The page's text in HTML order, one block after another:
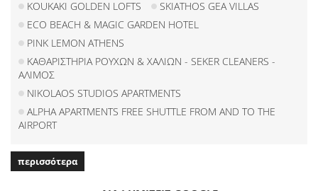
KOUKAKI GOLDEN LOFTS
SKIATHOS GEA VILLAS
ECO BEACH & MAGIC GARDEN HOTEL
PINK LEMON ATHENS
ΚΑΘΑΡΙΣΤΗΡΙΑ ΡΟΥΧΩΝ & ΧΑΛΙΩΝ - SEKER CLEANERS -
ΑΛΙΜΟΣ
NIKOLAOS STUDIOS APARTMENTS
ALPHA APARTMENTS FREE SHUTTLE FROM AND TO THE
AIRPORT
περισσότερα